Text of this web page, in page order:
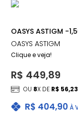
OASYS ASTIGM -
OASYS ASTIGM
Clique e veja!
R$ 404,90 À
R$ 449,89
OU 8X DE R$ 56,23